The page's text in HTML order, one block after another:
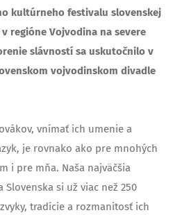
kultúrneho festivalu slovenskej
regióne Vojvodina na severe
slávností sa uskutočnilo v
vojvodinskom divadle
vnímať ich umenie a
je rovnako ako pre mnohých
i pre mňa. Naša najväčšia
si už viac než 250
tradície a rozmanitosť ich